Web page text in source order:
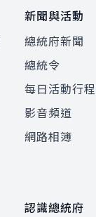
新聞與活動
總統府新聞
總統令
每日活動行程
影音頻道
網路相簿
認識總統府